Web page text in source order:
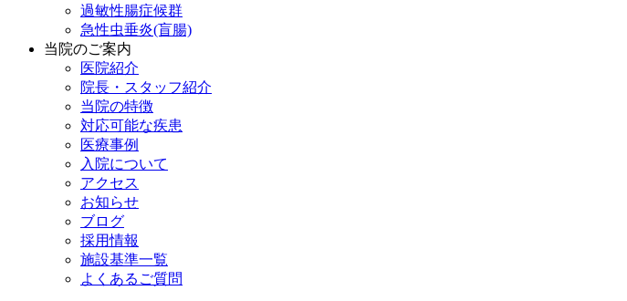
過敏性腸症候群
急性虫垂炎(盲腸)
当院のご案内
医院紹介
院長・スタッフ紹介
当院の特徴
対応可能な疾患
医療事例
入院について
アクセス
お知らせ
ブログ
採用情報
施設基準一覧
よくあるご質問